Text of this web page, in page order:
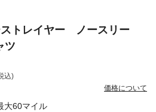
大60マイル
トレイヤー ノースリー
ツ
込)
価格について